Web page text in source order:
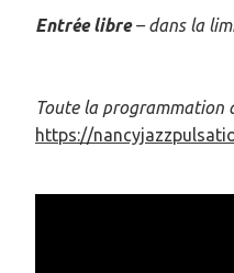
Entrée libre– dans la
Toute la programmation
https://